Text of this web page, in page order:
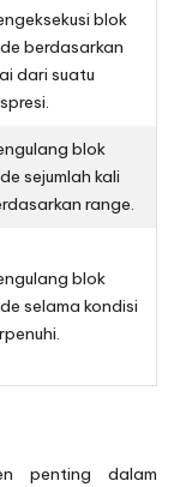
blok
berdasarkan
dari suatu
blok
sejumlah kali
range.
blok
selama kondisi
penting dalam